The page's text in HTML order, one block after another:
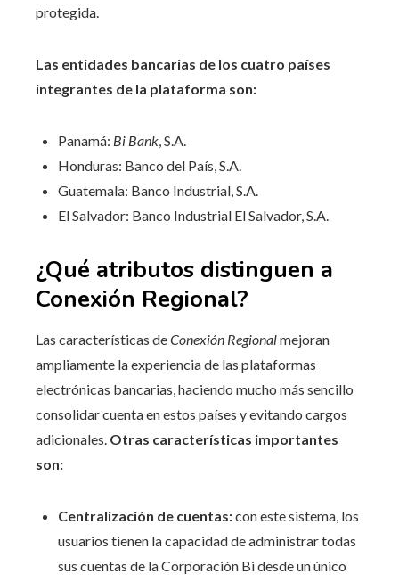
protegida.
Las entidades bancarias de los cuatro países
integrantes de la plataforma son:
Panamá: Bi Bank, S.A.
Honduras: Banco del País, S.A.
Guatemala: Banco Industrial, S.A.
El Salvador: Banco Industrial El Salvador, S.A.
¿Qué atributos distinguen a
Conexión Regional?
Las características deConexión Regionalmejoran
ampliamente la experiencia de las plataformas
electrónicas bancarias, haciendo mucho más sencillo
consolidar cuenta en estos países y evitando cargos
adicionales. Otras características importantes
son:
Centralización de cuentas:con este sistema, los
usuarios tienen la capacidad de administrar todas
sus cuentas de la Corporación Bi desde un único